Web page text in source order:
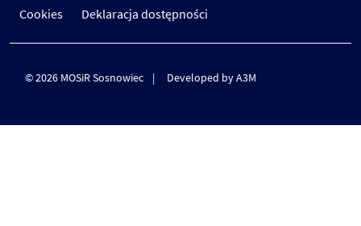
Cookies Deklaracja dostępności
© 2026 MOSiR Sosnowiec Developed by A3M